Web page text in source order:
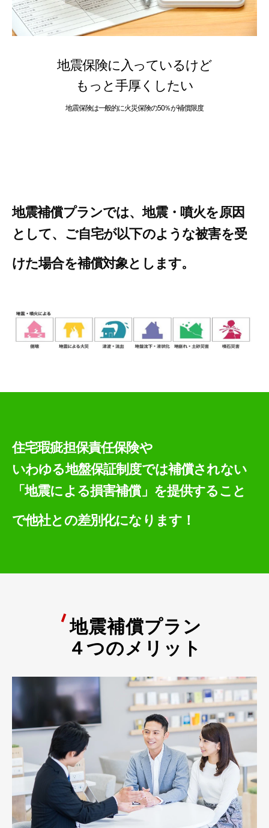
地震保険に入っているけど
もっと手厚くしたい
地震保険は一般的に火災保険の50％が補償限度
地震補償プランでは、地震・噴火を原因
として、ご自宅が以下のような被害を受
けた場合を補償対象とします。
住宅瑕疵担保責任保険や
いわゆる地盤保証制度では補償されない
「地震による損害補償」を提供すること
で他社との差別化になります！
地震補償プラン
４つのメリット